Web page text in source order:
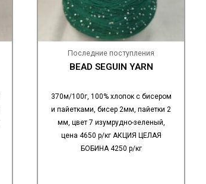
Последние поступления
BEAD SEGUIN YARN
370м/100г, 100% хлопок с бисером
и пайетками, бисер 2мм, пайетки 2
мм, цвет 7 изумрудно-зеленый,
цена 4650 р/кг АКЦИЯ ЦЕЛАЯ
БОБИНА 4250 р/кг